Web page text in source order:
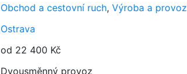
Obchod a cestovní ruch, Výroba a provoz
Ostrava
od 22 400 Kč
Dvousměnný provoz